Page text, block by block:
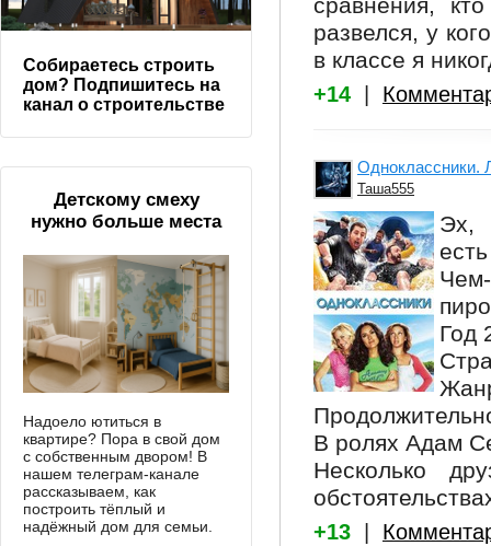
сравнения,
развелся, у
в классе я
+14
Одноклассники.
Таша555
Эх,
Год
В ролях Адам
Несколько
+13
Собираетесь строить
дом? Подпишитесь на
канал о строительстве
Детскому смеху
нужно больше места
Надоело ютиться в
квартире? Пора в свой дом
с собственным двором! В
нашем телеграм-канале
рассказываем, как
построить тёплый и
надёжный дом для семьи.